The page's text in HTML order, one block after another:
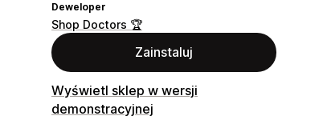
Deweloper
Shop Doctors 🏆
Zainstaluj
Wyświetl sklep w wersji
demonstracyjnej